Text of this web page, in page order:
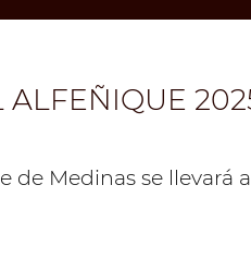
ALFEÑIQUE
de Medinas se llevará